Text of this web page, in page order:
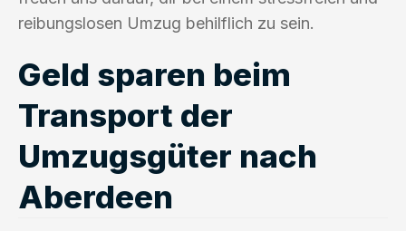
reibungslosen Umzug behilflich zu sein.
Geld sparen beim
Transport der
Umzugsgüter nach
Aberdeen